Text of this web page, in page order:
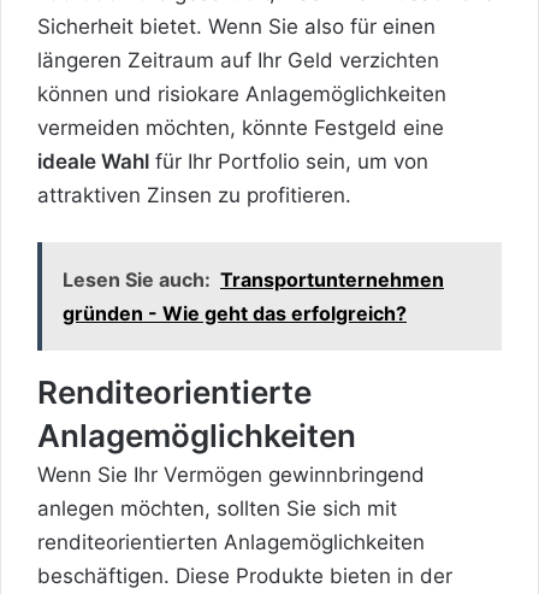
Sicherheit bietet. Wenn Sie also für einen
längeren Zeitraum auf Ihr Geld verzichten
können und risiokare Anlagemöglichkeiten
vermeiden möchten, könnte Festgeld eine
ideale Wahl für Ihr Portfolio sein, um von
attraktiven Zinsen zu profitieren.
Lesen Sie auch: Transportunternehmen
gründen - Wie geht das erfolgreich?
Renditeorientierte
Anlagemöglichkeiten
Wenn Sie Ihr Vermögen gewinnbringend
anlegen möchten, sollten Sie sich mit
renditeorientierten Anlagemöglichkeiten
beschäftigen. Diese Produkte bieten in der